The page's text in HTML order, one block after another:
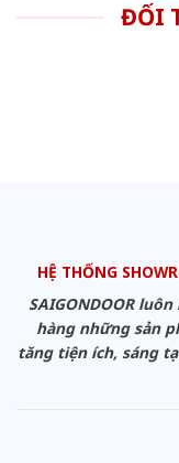
ĐỐI
HỆ THỐNG
SAIGONDOOR
hàng những sản
tăng tiện ích, sáng